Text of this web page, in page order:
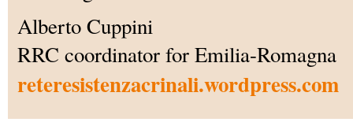
Alberto Cuppini
RRC coordinator for Emilia-Romagna
reteresistenzacrinali.wordpress.com